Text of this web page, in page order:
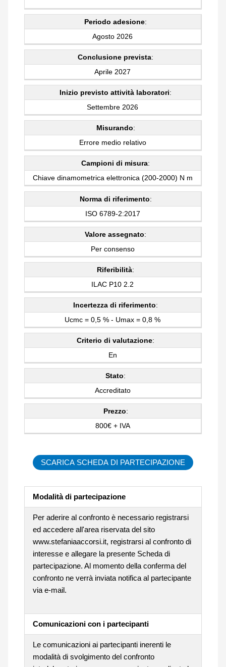
Periodo adesione:
Agosto 2026
Conclusione prevista:
Aprile 2027
Inizio previsto attività laboratori:
Settembre 2026
Misurando:
Errore medio relativo
Campioni di misura:
Chiave dinamometrica elettronica (200-2000) N m
Norma di riferimento:
ISO 6789-2:2017
Valore assegnato:
Per consenso
Riferibilità:
ILAC P10 2.2
Incertezza di riferimento:
Ucmc = 0,5 % - Umax = 0,8 %
Criterio di valutazione:
En
Stato:
Accreditato
Prezzo:
800€ + IVA
SCARICA SCHEDA DI PARTECIPAZIONE
Modalità di partecipazione
Per aderire al confronto è necessario registrarsi
ed accedere all'area riservata del sito
www.stefaniaaccorsi.it, registrarsi al confronto di
interesse e allegare la presente Scheda di
partecipazione. Al momento della conferma del
confronto ne verrà inviata notifica al partecipante
via e-mail.
Comunicazioni con i partecipanti
Le comunicazioni ai partecipanti inerenti le
modalità di svolgimento del confronto